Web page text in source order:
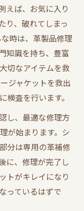
えば、お気に入り
り、破れてしまっ
時は、革製品修理
知識を持ち、豊富
切なアイテムを救
ジャケットを救出
検査を行います。
し、最適な修理方
が始まります。シ
分は専用の革補修
に、修理が完了し
トがキレイになり
っているはずで